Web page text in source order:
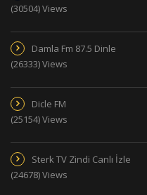
(30504) Views
Damla Fm 87.5 Dinle
(26333) Views
Dicle FM
(25154) Views
Sterk TV Zindi Canlı İzle
(24678) Views